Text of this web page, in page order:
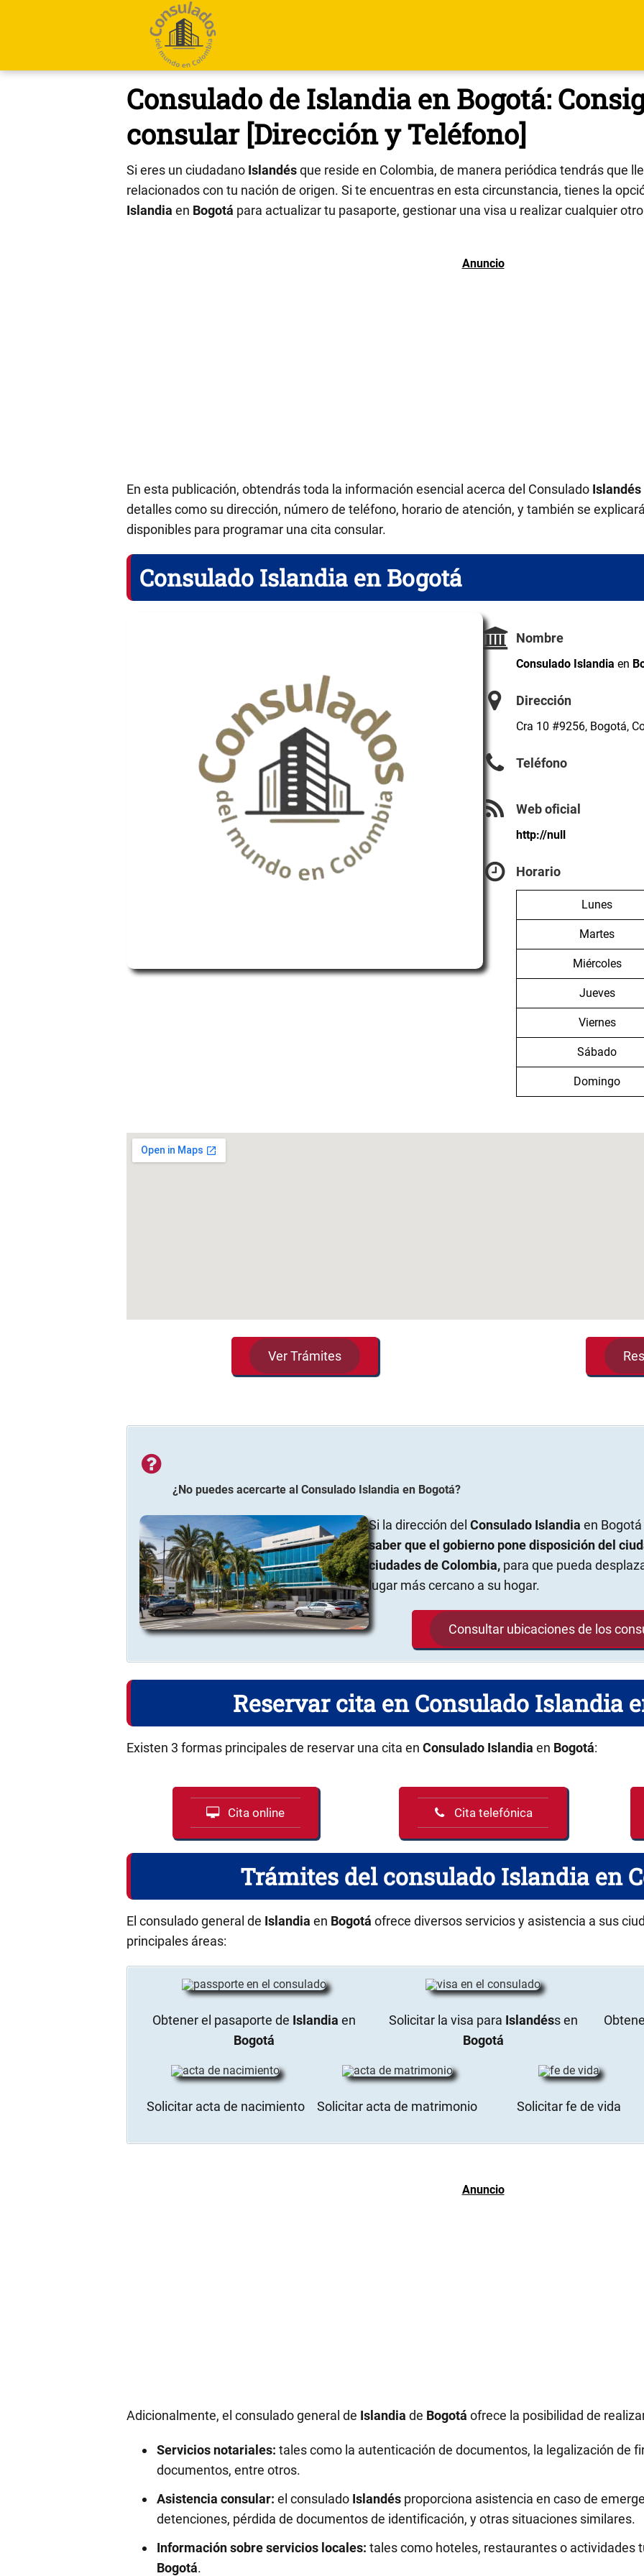
Consulado de Islandia en Bogotá:
consular [Dirección y Teléfono]
Si eres un ciudadano Islandésque reside en Colombia, de manera periódica tendrás que
relacionados con tu nación de origen. Si te encuentras en esta circunstancia, tienes la
Islandia en Bogotá para actualizar tu pasaporte, gestionar una visa u realizar cualquier
En esta publicación, obtendrás toda la información esencial acerca del Consulado Islandés
detalles como su dirección, número de teléfono, horario de atención, y también se
disponibles para programar una cita consular.
Consulado Islandia en Bogotá
Nombre
Consulado Islandia en
Dirección
Cra 10 #9256, Bogotá,
Teléfono
Web oficial
http://null
Horario
Lunes
Martes
Miércoles
Jueves
Viernes
Sábado
Domingo
Ver Trámites
¿No puedes acercarte al Consulado Islandia en Bogotá?
Si la dirección del Consulado Islandia en
saber que el gobierno pone disposición del
ciudades de Colombia,para que pueda
lugar más cercano a su hogar.
Consultar ubicaciones de los
Reservar cita en Consulado Islandia
Existen 3 formas principales de reservar una cita en Consulado Islandia en Bogotá:
Cita online Cita telefónica
Trámites del consulado Islandia en
El consulado general de Islandia en Bogotá ofrece diversos servicios y asistencia a sus
principales áreas:
Obtener el pasaporte de Islandia en
Bogotá
Solicitar la visa para Islandéss en
Bogotá
Solicitar acta de nacimiento Solicitar acta de matrimonio Solicitar fe de vida
Adicionalmente, el consulado general de Islandia de Bogotá ofrece la posibilidad de
Servicios notariales: tales como la autenticación de documentos, la legalización de
documentos, entre otros.
Asistencia consular: el consulado Islandés proporciona asistencia en caso de
detenciones, pérdida de documentos de identificación, y otras situaciones similares.
Información sobre servicios locales: tales como hoteles, restaurantes o actividades
Bogotá.